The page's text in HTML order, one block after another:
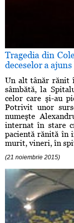
Tragedia din
deceselor a
Un alt tânăr rănit
sâmbătă, la
celor care şi-au
Potrivit unor
numeşte
internat în stare
pacientă rănită în
murit, vineri, în
(21 noiembrie 2015)